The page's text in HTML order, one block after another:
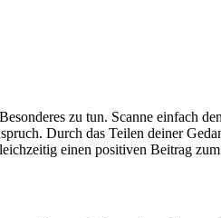
zu tun. Scanne einfach
Durch das Teilen deiner
einen positiven Beitrag